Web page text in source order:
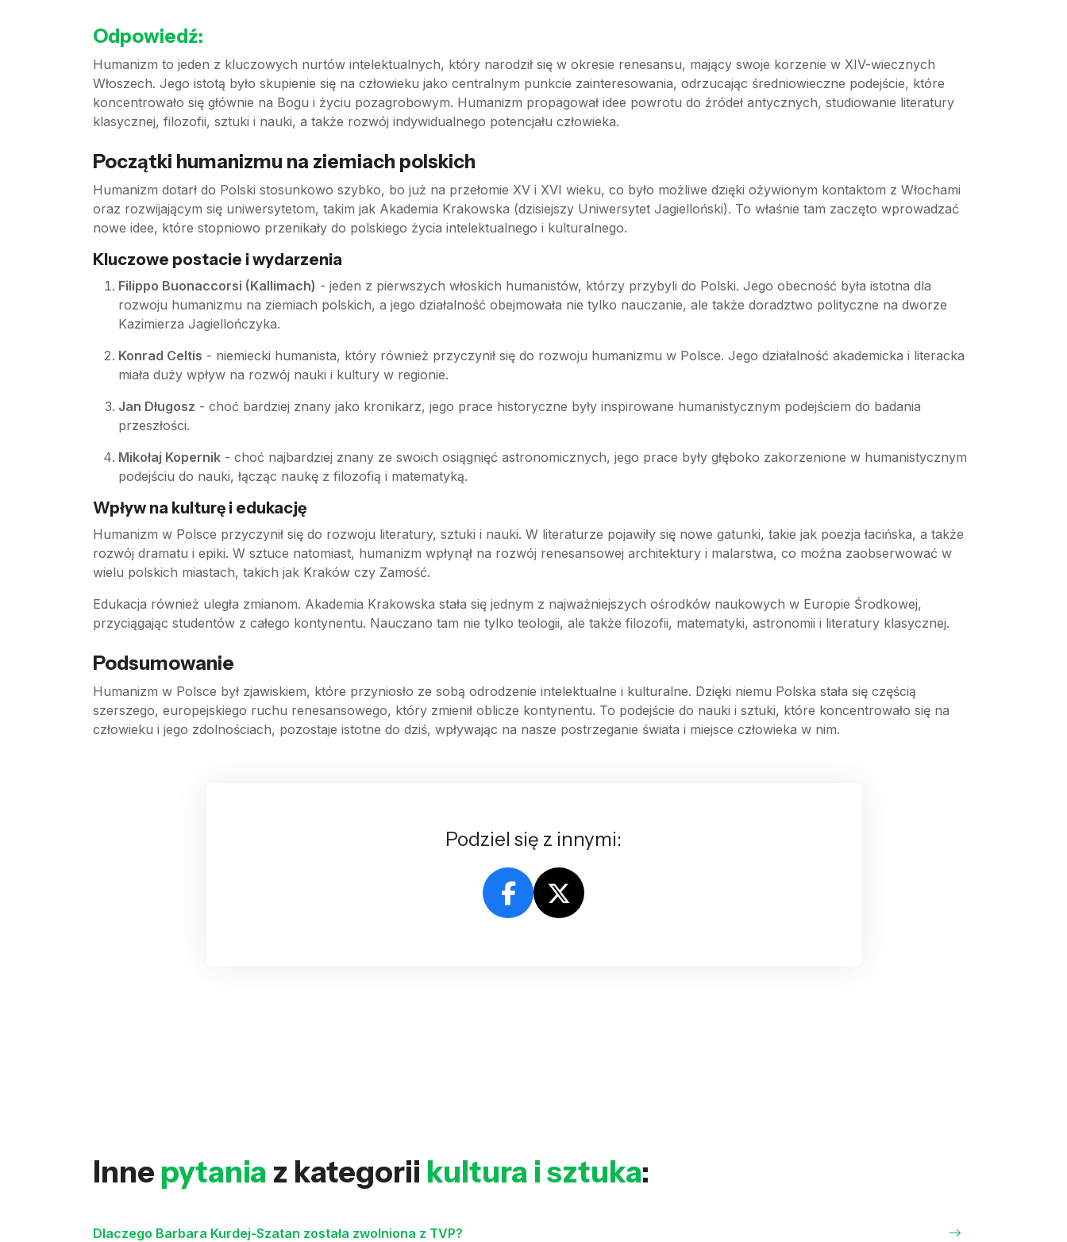
Odpowiedź:
Humanizm to jeden z kluczowych nurtów intelektualnych, który narodził się w okresie renesansu, mający swoje korzenie w XIV-wiecznych
Włoszech. Jego istotą było skupienie się na człowieku jako centralnym punkcie zainteresowania, odrzucając średniowieczne podejście, które
koncentrowało się głównie na Bogu i życiu pozagrobowym. Humanizm propagował idee powrotu do źródeł antycznych, studiowanie literatury
klasycznej, filozofii, sztuki i nauki, a także rozwój indywidualnego potencjału człowieka.
Początki humanizmu na ziemiach polskich
Humanizm dotarł do Polski stosunkowo szybko, bo już na przełomie XV i XVI wieku, co było możliwe dzięki ożywionym kontaktom z Włochami
oraz rozwijającym się uniwersytetom, takim jak Akademia Krakowska (dzisiejszy Uniwersytet Jagielloński). To właśnie tam zaczęto wprowadzać
nowe idee, które stopniowo przenikały do polskiego życia intelektualnego i kulturalnego.
Kluczowe postacie i wydarzenia
Filippo Buonaccorsi (Kallimach) - jeden z pierwszych włoskich humanistów, którzy przybyli do Polski. Jego obecność była istotna dla
rozwoju humanizmu na ziemiach polskich, a jego działalność obejmowała nie tylko nauczanie, ale także doradztwo polityczne na dworze
Kazimierza Jagiellończyka.
Konrad Celtis - niemiecki humanista, który również przyczynił się do rozwoju humanizmu w Polsce. Jego działalność akademicka i literacka
miała duży wpływ na rozwój nauki i kultury w regionie.
Jan Długosz - choć bardziej znany jako kronikarz, jego prace historyczne były inspirowane humanistycznym podejściem do badania
przeszłości.
Mikołaj Kopernik - choć najbardziej znany ze swoich osiągnięć astronomicznych, jego prace były głęboko zakorzenione w humanistycznym
podejściu do nauki, łącząc naukę z filozofią i matematyką.
Wpływ na kulturę i edukację
Humanizm w Polsce przyczynił się do rozwoju literatury, sztuki i nauki. W literaturze pojawiły się nowe gatunki, takie jak poezja łacińska, a także
rozwój dramatu i epiki. W sztuce natomiast, humanizm wpłynął na rozwój renesansowej architektury i malarstwa, co można zaobserwować w
wielu polskich miastach, takich jak Kraków czy Zamość.
Edukacja również uległa zmianom. Akademia Krakowska stała się jednym z najważniejszych ośrodków naukowych w Europie Środkowej,
przyciągając studentów z całego kontynentu. Nauczano tam nie tylko teologii, ale także filozofii, matematyki, astronomii i literatury klasycznej.
Podsumowanie
Humanizm w Polsce był zjawiskiem, które przyniosło ze sobą odrodzenie intelektualne i kulturalne. Dzięki niemu Polska stała się częścią
szerszego, europejskiego ruchu renesansowego, który zmienił oblicze kontynentu. To podejście do nauki i sztuki, które koncentrowało się na
człowieku i jego zdolnościach, pozostaje istotne do dziś, wpływając na nasze postrzeganie świata i miejsce człowieka w nim.
Podziel się z innymi:
Inne pytania z kategorii kultura i sztuka:
Dlaczego Barbara Kurdej-Szatan została zwolniona z TVP?